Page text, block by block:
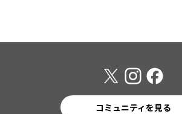
コミュニティを見る